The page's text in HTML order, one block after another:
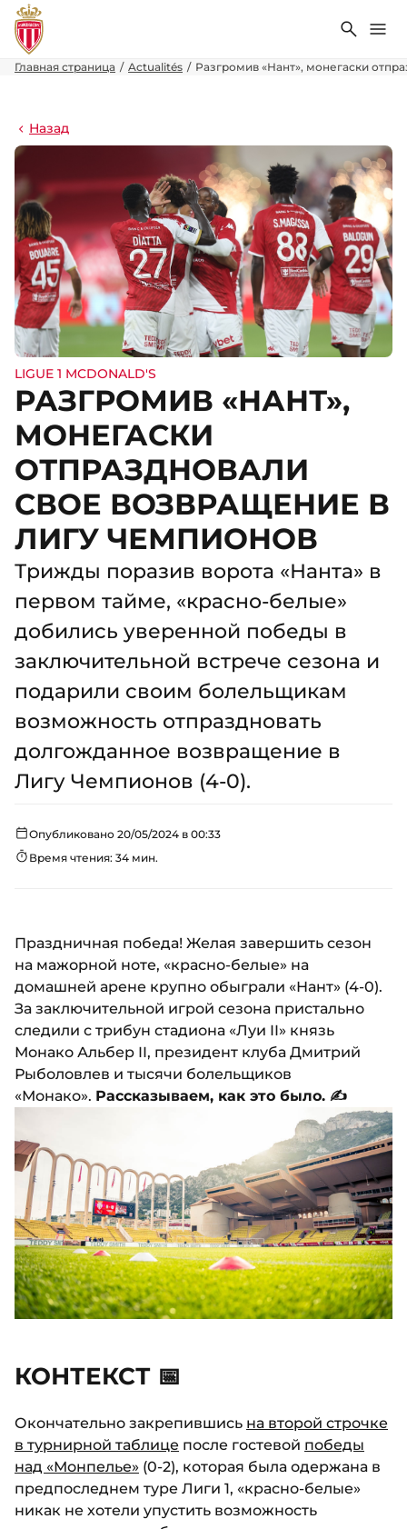
Поиск
Главная страница Actualités Разгромив «Нант», монегаски
Назад
LIGUE 1 MCDONALD'S
РАЗГРОМИВ «НАНТ»,
МОНЕГАСКИ
ОТПРАЗДНОВАЛИ
СВОЕ ВОЗВРАЩЕНИЕ В
ЛИГУ ЧЕМПИОНОВ
Трижды поразив ворота «Нанта» в
первом тайме, «красно-белые»
добились уверенной победы в
заключительной встрече сезона и
подарили своим болельщикам
возможность отпраздновать
долгожданное возвращение в
Лигу Чемпионов (4-0).
Опубликовано 20/05/2024 в 00:33
Время чтения: 34 мин.
Праздничная победа! Желая завершить сезон
на мажорной ноте, «красно-белые» на
домашней арене крупно обыграли «Нант» (4-0).
За заключительной игрой сезона пристально
следили с трибун стадиона «Луи II» князь
Монако Альбер II, президент клуба Дмитрий
Рыболовлев и тысячи болельщиков
«Монако». Рассказываем, как это было. ✍️
КОНТЕКСТ 📅
Окончательно закрепившись на второй строчке
в турнирной таблице после гостевой победы
над «Монпелье» (0-2), которая была одержана в
предпоследнем туре Лиги 1, «красно-белые»
никак не хотели упустить возможность